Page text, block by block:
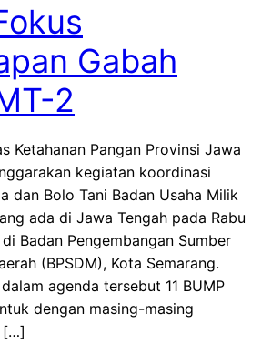
Gabah
2
Ketahanan Pangan Provinsi Jawa
kegiatan koordinasi
dan Bolo Tani Badan Usaha Milik
ada di Jawa Tengah pada Rabu
Badan Pengembangan Sumber
(BPSDM), Kota Semarang.
agenda tersebut 11 BUMP
dengan masing-masing
[…]